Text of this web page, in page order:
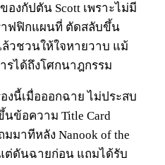
องกัปตัน Scott เพราะไม่มี
าฟฟิกแผนที่ ตัดสลับขึ้น
วชวนให้ใจหายวาบ แม้
ได้ถึงโศกนาฎกรรม
งนี้เมื่อออกฉาย ไม่ประสบ
นข้อความ Title Card
มาทีหลัง Nanook of the
ต่ดันฉายก่อน แถมได้รับ